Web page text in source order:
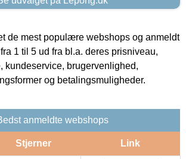
de mest populære webshops og anmeldt
1 til 5 ud fra bl.a. deres prisniveau,
kundeservice, brugervenlighed,
og betalingsmuligheder.
anmeldte webshops
Stjerner Link